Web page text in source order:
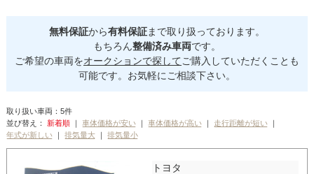
無料保証から有料保証まで取り扱っております。
もちろん整備済み車両です。
ご希望の車両をオークションで探してご購入していただくことも
可能です。お気軽にご相談下さい。
取り扱い車両：5件
並び替え：
｜ ｜ ｜
｜
｜
｜
トヨタ